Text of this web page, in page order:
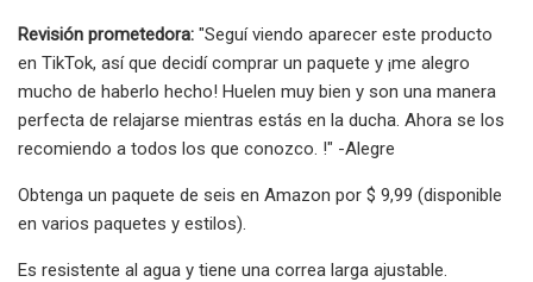
Revisión prometedora: "Seguí viendo aparecer este producto
en TikTok, así que decidí comprar un paquete y ¡me alegro
mucho de haberlo hecho! Huelen muy bien y son una manera
perfecta de relajarse mientras estás en la ducha. Ahora se los
recomiendo a todos los que conozco. !" -Alegre
Obtenga un paquete de seis en Amazon por $ 9,99 (disponible
en varios paquetes y estilos).
Es resistente al agua y tiene una correa larga ajustable.